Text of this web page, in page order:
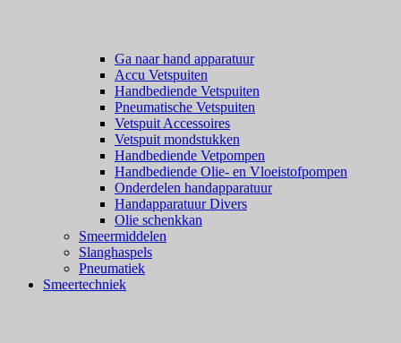
Ga naar hand apparatuur
Accu Vetspuiten
Handbediende Vetspuiten
Pneumatische Vetspuiten
Vetspuit Accessoires
Vetspuit mondstukken
Handbediende Vetpompen
Handbediende Olie- en Vloeistofpompen
Onderdelen handapparatuur
Handapparatuur Divers
Olie schenkkan
Smeermiddelen
Slanghaspels
Pneumatiek
Smeertechniek